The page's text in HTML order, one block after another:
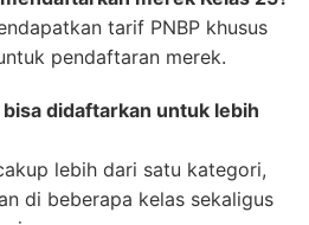
tarif PNBP khusus
pendaftaran merek.
didaftarkan untuk lebih
lebih dari satu kategori,
di beberapa kelas sekaligus